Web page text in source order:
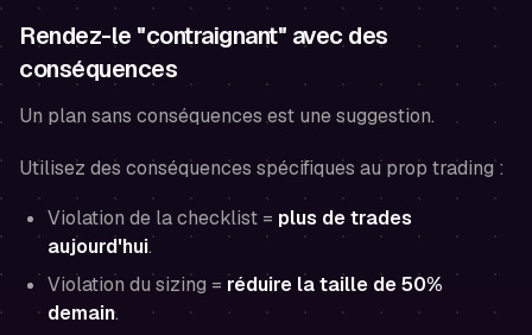
Rendez-le "contraignant" avec des
conséquences
Un plan sans conséquences est une suggestion.
Utilisez des conséquences spécifiques au prop trading :
Violation de la checklist = plus de trades
aujourd'hui.
Violation du sizing = réduire la taille de 50%
demain.